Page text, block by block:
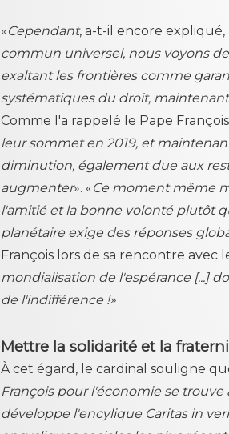
«Cependant, a-t-il encore expliqué,
commun universel, nous voyons
exaltant les frontières comme
systématiques du droit,
Comme l'a rappelé le Pape François
leur sommet en 2019, et
diminution, également due aux
augmenter». «Ce moment même
l'amitié et la bonne volonté plutôt
planétaire exige des réponses
François lors de sa rencontre avec
mondialisation de l'espérance [...]
de l'indifférence !»
Mettre la solidarité et la
À cet égard, le cardinal souligne
François pour l'économie se
développe l'encylique Caritas in